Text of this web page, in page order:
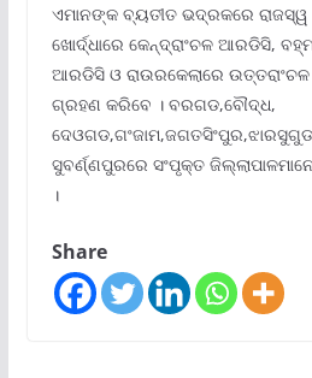
ଏମାନଙ୍କ ବ୍ୟତୀତ ଭଦ୍ରକରେ
ଖୋର୍ଦ୍ଧାରେ କେନ୍ଦ୍ରାଂଚଳ ଆରଡିସି,
ଆରଡିସି ଓ ରାଉରକେଲାରେ
ଗ୍ରହଣ କରିବେ । ବରଗଡ,ବୌଦ୍ଧ,
ସୁବର୍ଣ୍ଣପୁରରେ ସଂପୃକ୍ତ
।
Share